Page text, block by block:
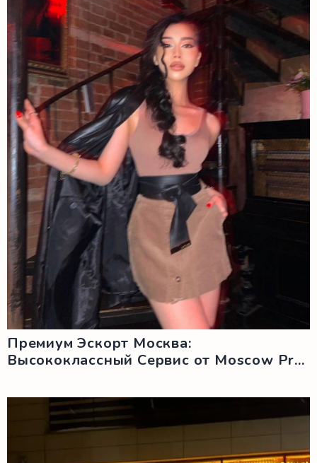
Премиум Эскорт Москва:
Высококлассный Сервис от Moscow Pr...